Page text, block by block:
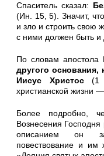
Спаситель сказал:
(Ин. 15, 5). Значит,
и зло и строить свою
с ними дол­жен быть и
По словам апостола
друго­го основания,
Иисус Хрис­тос(1
христианской жизни
Более подробно,
Вознесения Господня
описанием он
повествование и